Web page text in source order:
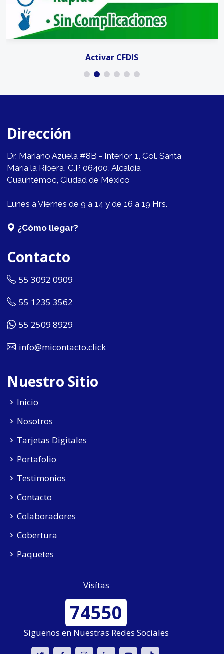
Activar CFDIS
Dirección
Dr. Mariano Azuela #8B - Interior 1, Col. Santa
María la Ribera, C.P. 06400, Alcaldía
Cuauhtémoc, Ciudad de México
Lunes a Viernes de 9 a 14 y de 16 a 19 Hrs.
¿Cómo llegar?
Contacto
55 3092 0909
55 1235 3562
55 2509 8929
info@micontacto.click
Nuestro Sitio
Inicio
Nosotros
Tarjetas Digitales
Portafolio
Testimonios
Contacto
Colaboradores
Cobertura
Paquetes
Visítas
74550
Síguenos en Nuestras Redes Sociales